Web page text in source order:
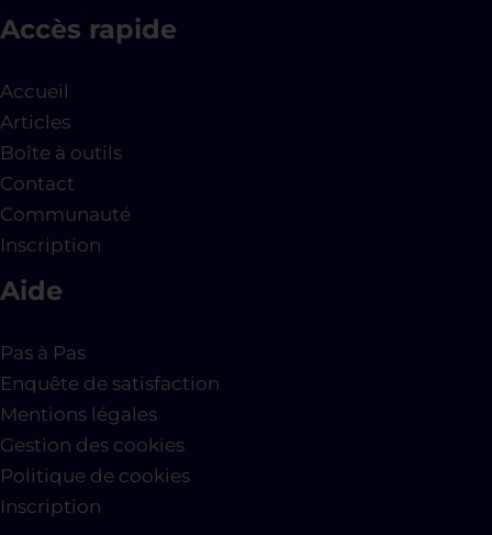
Accès rapide
Accueil
Articles
Boîte à outils
Contact
Communauté
Inscription
Aide
Pas à Pas
Enquête de satisfaction
Mentions légales
Gestion des cookies
Politique de cookies
Inscription